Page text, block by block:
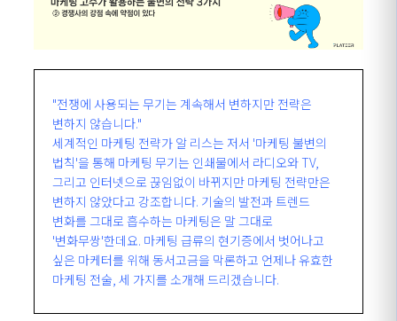
"전쟁에 사용되는 무기는 계속해서 변하지만 전략은
변하지 않습니다."
세계적인 마케팅 전략가 알 리스는 저서 '마케팅 불변의
법칙'을 통해 마케팅 무기는 인쇄물에서 라디오와 TV,
그리고 인터넷으로 끊임없이 바뀌지만 마케팅 전략만은
변하지 않았다고 강조합니다. 기술의 발전과 트렌드
변화를 그대로 흡수하는 마케팅은 말 그대로
'변화무쌍'한데요. 마케팅 급류의 현기증에서 벗어나고
싶은 마케터를 위해 동서고금을 막론하고 언제나 유효한
마케팅 전술, 세 가지를 소개해 드리겠습니다.